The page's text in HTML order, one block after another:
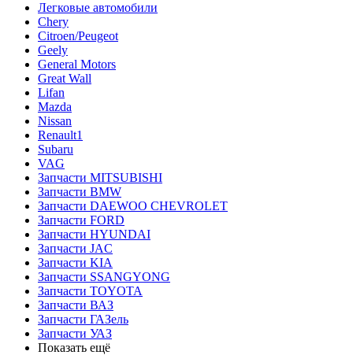
Легковые автомобили
Chery
Citroen/Peugeot
Geely
General Motors
Great Wall
Lifan
Mazda
Nissan
Renault1
Subaru
VAG
Запчасти MITSUBISHI
Запчасти BMW
Запчасти DAEWOO CHEVROLET
Запчасти FORD
Запчасти HYUNDAI
Запчасти JAC
Запчасти KIA
Запчасти SSANGYONG
Запчасти TOYOTA
Запчасти ВАЗ
Запчасти ГАЗель
Запчасти УАЗ
Показать ещё